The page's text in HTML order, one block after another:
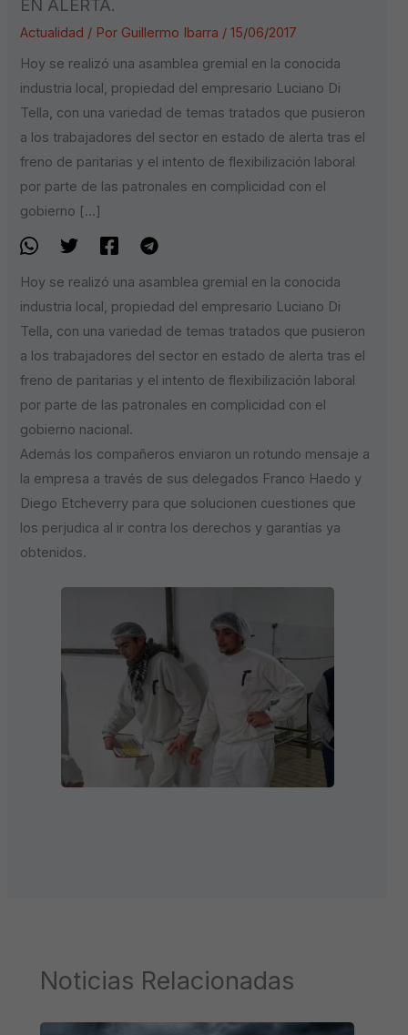
EN ALERTA.
Actualidad / Por Guillermo Ibarra /15/06/2017
Hoy se realizó una asamblea gremial en la conocida
industria local, propiedad del empresario Luciano Di
Tella, con una variedad de temas tratados que pusieron
a los trabajadores del sector en estado de alerta tras el
freno de paritarias y el intento de flexibilización laboral
por parte de las patronales en complicidad con el
gobierno […]
Hoy se realizó una asamblea gremial en la conocida
industria local, propiedad del empresario Luciano Di
Tella, con una variedad de temas tratados que pusieron
a los trabajadores del sector en estado de alerta tras el
freno de paritarias y el intento de flexibilización laboral
por parte de las patronales en complicidad con el
gobierno nacional.
Además los compañeros enviaron un rotundo mensaje a
la empresa a través de sus delegados Franco Haedo y
Diego Etcheverry para que solucionen cuestiones que
los perjudica al ir contra los derechos y garantías ya
obtenidos.
Noticias Relacionadas